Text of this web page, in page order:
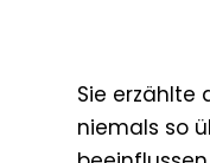
Sie erzählte
niemals so